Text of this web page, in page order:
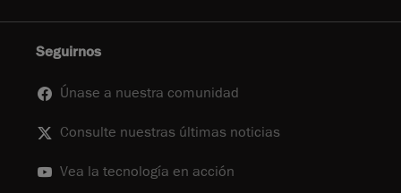
Seguirnos
Únase a nuestra comunidad
Consulte nuestras últimas noticias
Vea la tecnología en acción